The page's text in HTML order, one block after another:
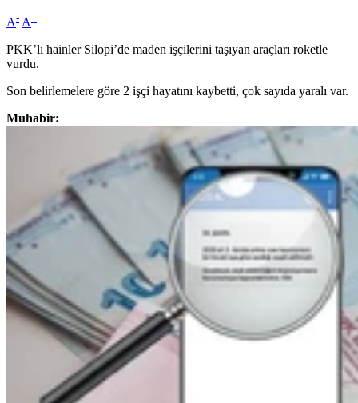
A- A+
PKK’lı hainler Silopi’de maden işçilerini taşıyan araçları roketle
vurdu.
Son belirlemelere göre 2 işçi hayatını kaybetti, çok sayıda yaralı var.
Muhabir: